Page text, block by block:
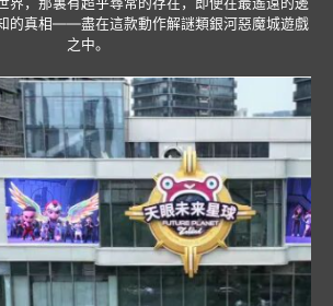
的真相——盡在這款動作解謎類銀河惡魔城遊戲
之中。